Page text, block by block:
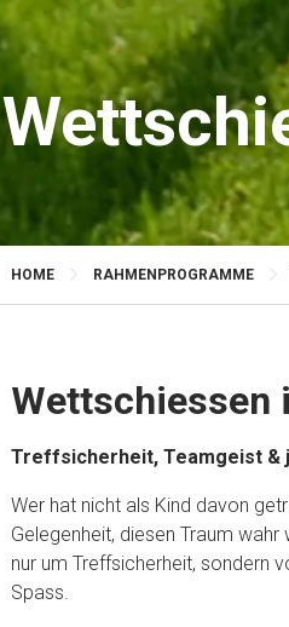
HOME RAHMENPROGRAMME
Wettschiessen
Treffsicherheit, Teamgeist &
Wer hat nicht als Kind davon
Gelegenheit, diesen Traum
nur um Treffsicherheit, sondern
Spass.